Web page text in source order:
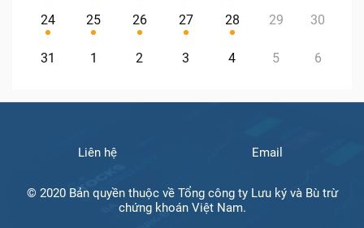
24 25 26 27 28 29 30
31 1 2 3 4 5 6
Liên hệ Email
© 2020 Bản quyền thuộc về Tổng công ty Lưu ký và Bù trừ
chứng khoán Việt Nam.